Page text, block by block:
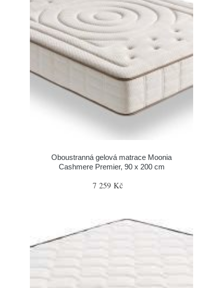
Oboustranná gelová matrace Moonia
Cashmere Premier, 90 x 200 cm
7 259 Kč